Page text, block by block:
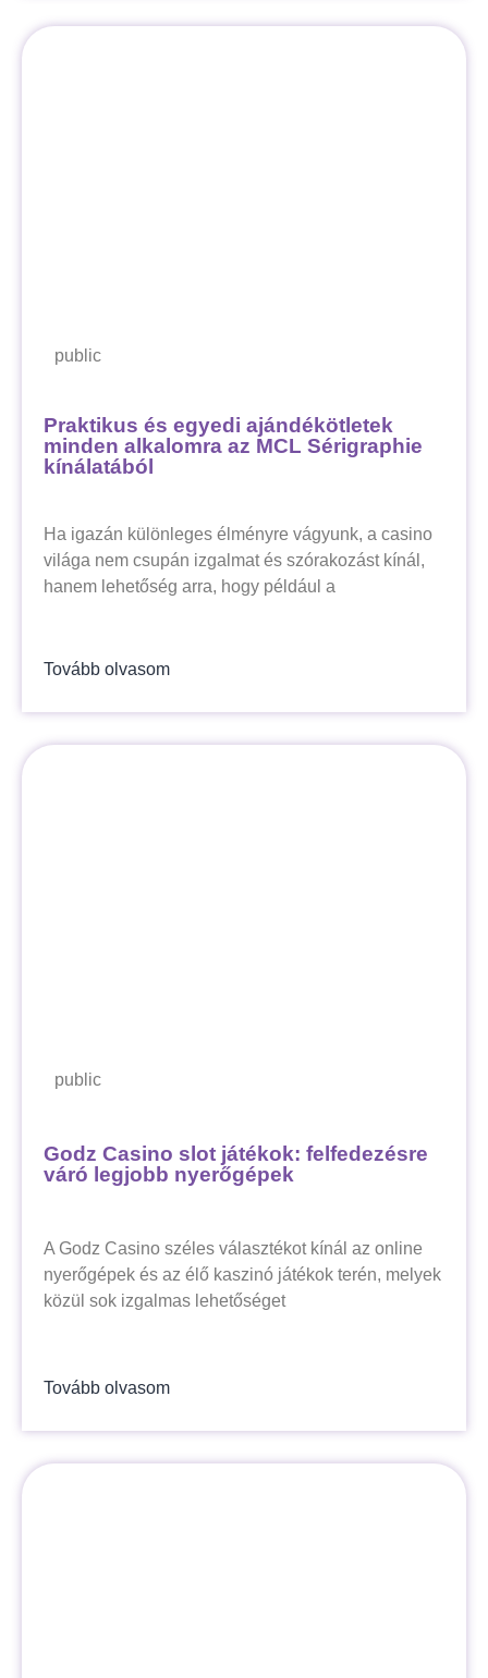
public
Praktikus és egyedi ajándékötletek
minden alkalomra az MCL Sérigraphie
kínálatából
Ha igazán különleges élményre vágyunk, a casino
világa nem csupán izgalmat és szórakozást kínál,
hanem lehetőség arra, hogy például a
Tovább olvasom
public
Godz Casino slot játékok: felfedezésre
váró legjobb nyerőgépek
A Godz Casino széles választékot kínál az online
nyerőgépek és az élő kaszinó játékok terén, melyek
közül sok izgalmas lehetőséget
Tovább olvasom